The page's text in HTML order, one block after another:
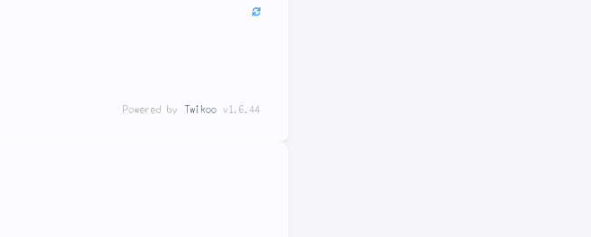
Powered by Twikoo v1.6.44